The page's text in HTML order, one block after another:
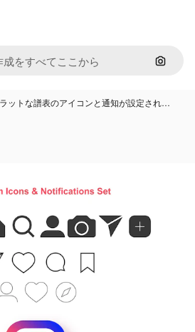
画像で
ットな譜表のアイコンと通知が設定され…